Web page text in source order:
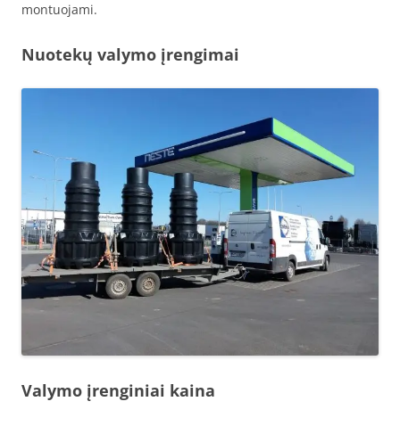
montuojami.
Nuotekų valymo įrengimai
Valymo įrenginiai kaina